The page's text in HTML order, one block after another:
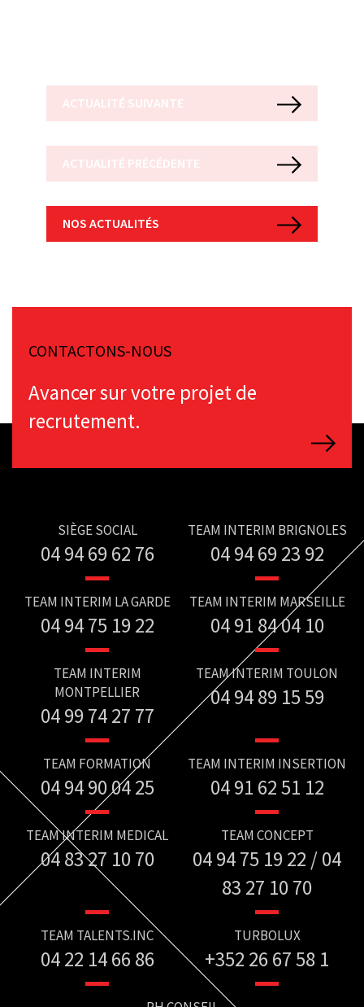
ACTUALITÉ SUIVANTE
ACTUALITÉ PRÉCÉDENTE
NOS ACTUALITÉS
CONTACTONS-NOUS
Avancer sur votre projet de
recrutement.
SIÈGE SOCIAL
04 94 69 62 76
TEAM INTERIM BRIGNOLES
04 94 69 23 92
TEAM INTERIM LA GARDE
04 94 75 19 22
TEAM INTERIM MARSEILLE
04 91 84 04 10
TEAM INTERIM
MONTPELLIER
04 99 74 27 77
TEAM INTERIM TOULON
04 94 89 15 59
TEAM FORMATION
04 94 90 04 25
TEAM INTERIM INSERTION
04 91 62 51 12
TEAM INTERIM MEDICAL
04 83 27 10 70
TEAM CONCEPT
04 94 75 19 22 / 04
83 27 10 70
TEAM TALENTS.INC
04 22 14 66 86
TURBOLUX
+352 26 67 58 1